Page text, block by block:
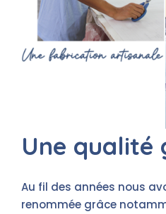
Une qualité
Au fil des années nous
renommée grâce